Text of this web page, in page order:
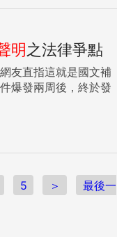
明之法律爭點
友直指這就是國文補
爆發兩周後，終於發
5 ＞
最後一